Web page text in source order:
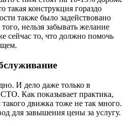
такая конструкция гораздо
также было задействовано
нельзя забывать желание
сейчас то, что должно помочь
И дело даже только в
Как показывает практика,
движка тоже не так много.
для завышения цены за услугу.